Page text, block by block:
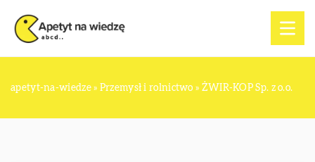
apetyt-na-wiedze» Przemysł i rolnictwo » ŻWIR-KOP Sp. z o.o.